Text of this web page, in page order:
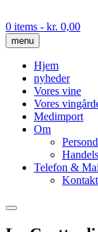
to
content
0 items - kr. 0,00
menu
Hjem
nyheder
Vores vine
Vores
Medimport
Om
Telefon &